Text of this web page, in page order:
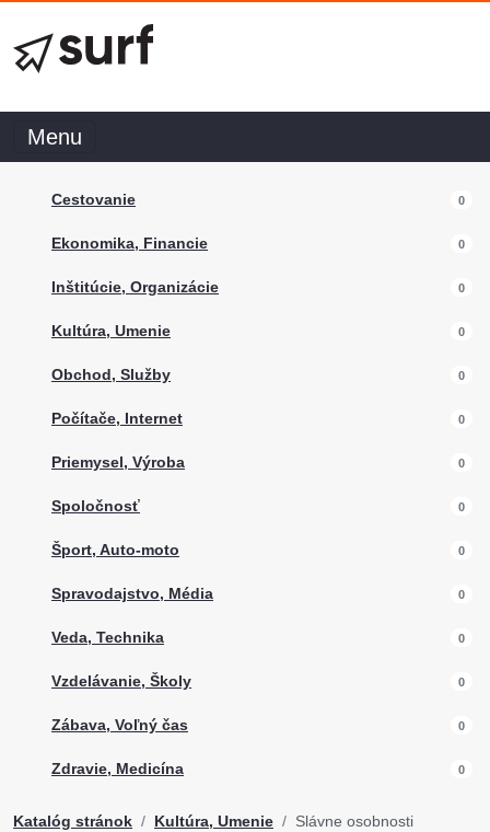
Menu
Cestovanie 0
Ekonomika, Financie 0
Inštitúcie, Organizácie 0
Kultúra, Umenie 0
Obchod, Služby 0
Počítače, Internet 0
Priemysel, Výroba 0
Spoločnosť 0
Šport, Auto-moto 0
Spravodajstvo, Média 0
Veda, Technika 0
Vzdelávanie, Školy 0
Zábava, Voľný čas 0
Zdravie, Medicína 0
Katalóg stránok Kultúra, Umenie Slávne osobnosti